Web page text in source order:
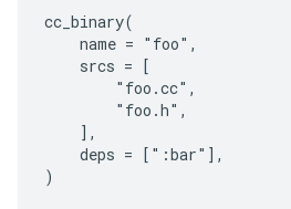
cc_binary(
    name = "foo",
    srcs = [
        "foo.cc",
        "foo.h",
    ],
    deps = [":bar"],
)